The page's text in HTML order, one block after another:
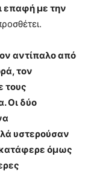
επαφή με την
αντίπαλο από
τον
τους
Οι δύο
υστερούσαν
όμως